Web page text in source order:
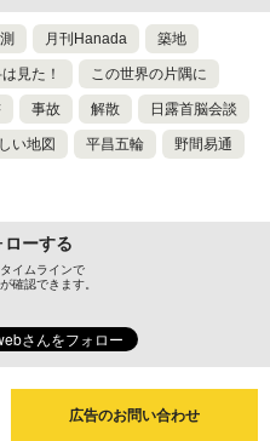
月刊Hanada 築地
見た！ この世界の片隅に
事故 解散 日露首脳会談
い地図 平昌五輪 野間易通
ローする
イムラインで
確認できます。
広告のお問い合わせ